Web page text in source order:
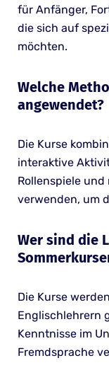
für Anfänger,
die sich auf
möchten.
Welche
angewendet?
Die Kurse
interaktive
Rollenspiele
verwenden, um
Wer sind die
Die Kurse
Englischlehrern
Kenntnisse im
Fremdsprache